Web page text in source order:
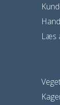
Læs